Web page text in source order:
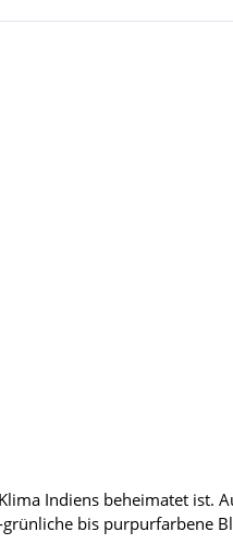
Indiens beheimatet ist.
bis purpurfarbene